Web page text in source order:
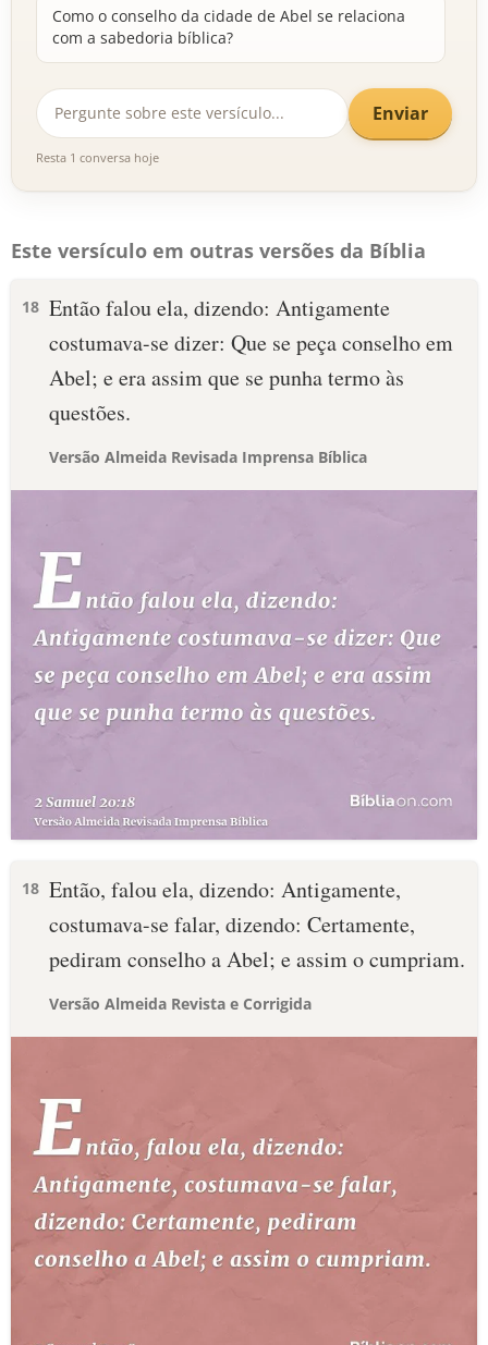
Como o conselho da cidade de Abel se relaciona
com a sabedoria bíblica?
Enviar
Resta 1 conversa hoje
Este versículo em outras versões da Bíblia
18 Então falou ela, dizendo: Antigamente
costumava-se dizer: Que se peça conselho em
Abel; e era assim que se punha termo às
questões.
Versão Almeida Revisada Imprensa Bíblica
18 Então, falou ela, dizendo: Antigamente,
costumava-se falar, dizendo: Certamente,
pediram conselho a Abel; e assim o cumpriam.
Versão Almeida Revista e Corrigida